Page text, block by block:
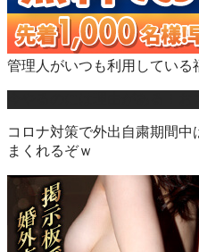
管理人がいつも利用している
コロナ対策で外出自粛期間
まくれるぞｗ